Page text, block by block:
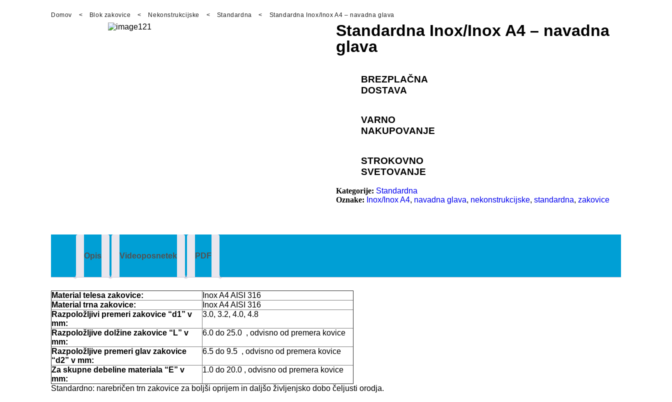
Domov < Blok zakovice < Nekonstrukcijske < Standardna < Standardna Inox/Inox A4 – navadna glava
Standardna Inox/Inox A4 – navadna
glava
BREZPLAČNA
DOSTAVA
VARNO
NAKUPOVANJE
STROKOVNO
SVETOVANJE
Kategorije: Standardna
Oznake: Inox/Inox A4, navadna glava, nekonstrukcijske, standardna, zakovice
Opis Videoposnetek PDF
Material telesa zakovice:
Inox A4 AISI 316
Material trna zakovice:
Inox A4 AISI 316
Razpoložljivi premeri zakovice “d1” v
mm:
3.0, 3.2, 4.0, 4.8
Razpoložljive dolžine zakovice “L” v
mm:
6.0 do 25.0 , odvisno od premera kovice
Razpoložljive premeri glav zakovice
“d2” v mm:
6.5 do 9.5 , odvisno od premera kovice
Za skupne debeline materiala “E” v
mm:
1.0 do 20.0 , odvisno od premera kovice
Standardno: narebričen trn zakovice za boljši oprijem in daljšo življenjsko dobo čeljusti orodja.